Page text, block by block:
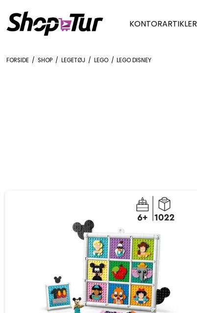
KONTORARTIKLER
FORSIDE / SHOP / LEGETØJ / LEGO / LEGO DISNEY